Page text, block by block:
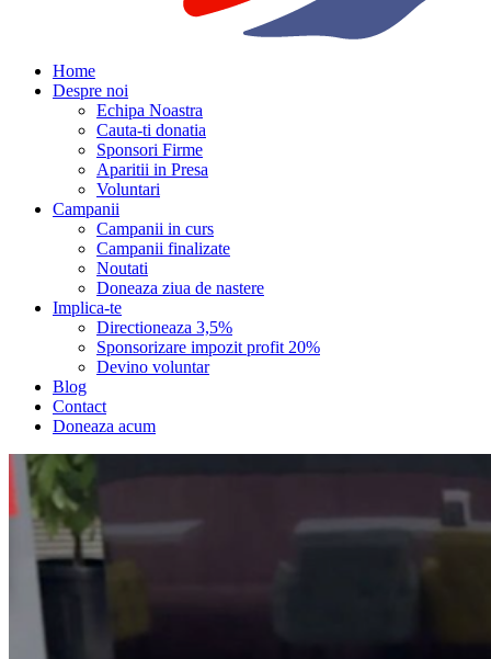
Home
Despre noi
Echipa Noastra
Cauta-ti donatia
Sponsori Firme
Aparitii in Presa
Voluntari
Campanii
Campanii in curs
Campanii finalizate
Noutati
Doneaza ziua de nastere
Implica-te
Directioneaza 3,5%
Sponsorizare impozit profit 20%
Devino voluntar
Blog
Contact
Doneaza acum